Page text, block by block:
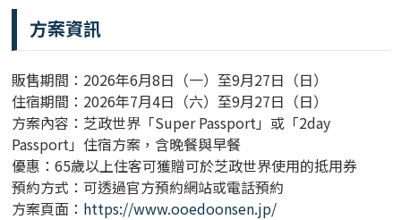
方案資訊
販售期間：2026年6月8日（一）至9月27日（日）
住宿期間：2026年7月4日（六）至9月27日（日）
方案內容：芝政世界「Super Passport」或「2day
Passport」住宿方案，含晚餐與早餐
優惠：65歲以上住客可獲贈可於芝政世界使用的抵用券
預約方式：可透過官方預約網站或電話預約
方案頁面： https://www.ooedoonsen.jp/